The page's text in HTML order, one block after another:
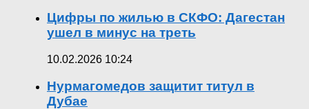
Цифры по жилью в СКФО: Дагестан
ушел в минус на треть
10.02.2026 10:24
Нурмагомедов защитит титул в
Дубае